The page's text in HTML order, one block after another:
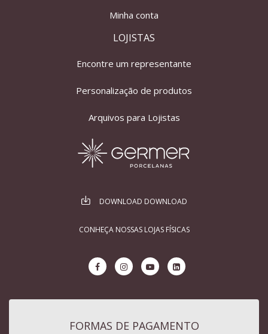
Minha conta
LOJISTAS
Encontre um representante
Personalização de produtos
Arquivos para Lojistas
DOWNLOAD DOWNLOAD
CONHEÇA NOSSAS LOJAS FÍSICAS
FORMAS DE PAGAMENTO